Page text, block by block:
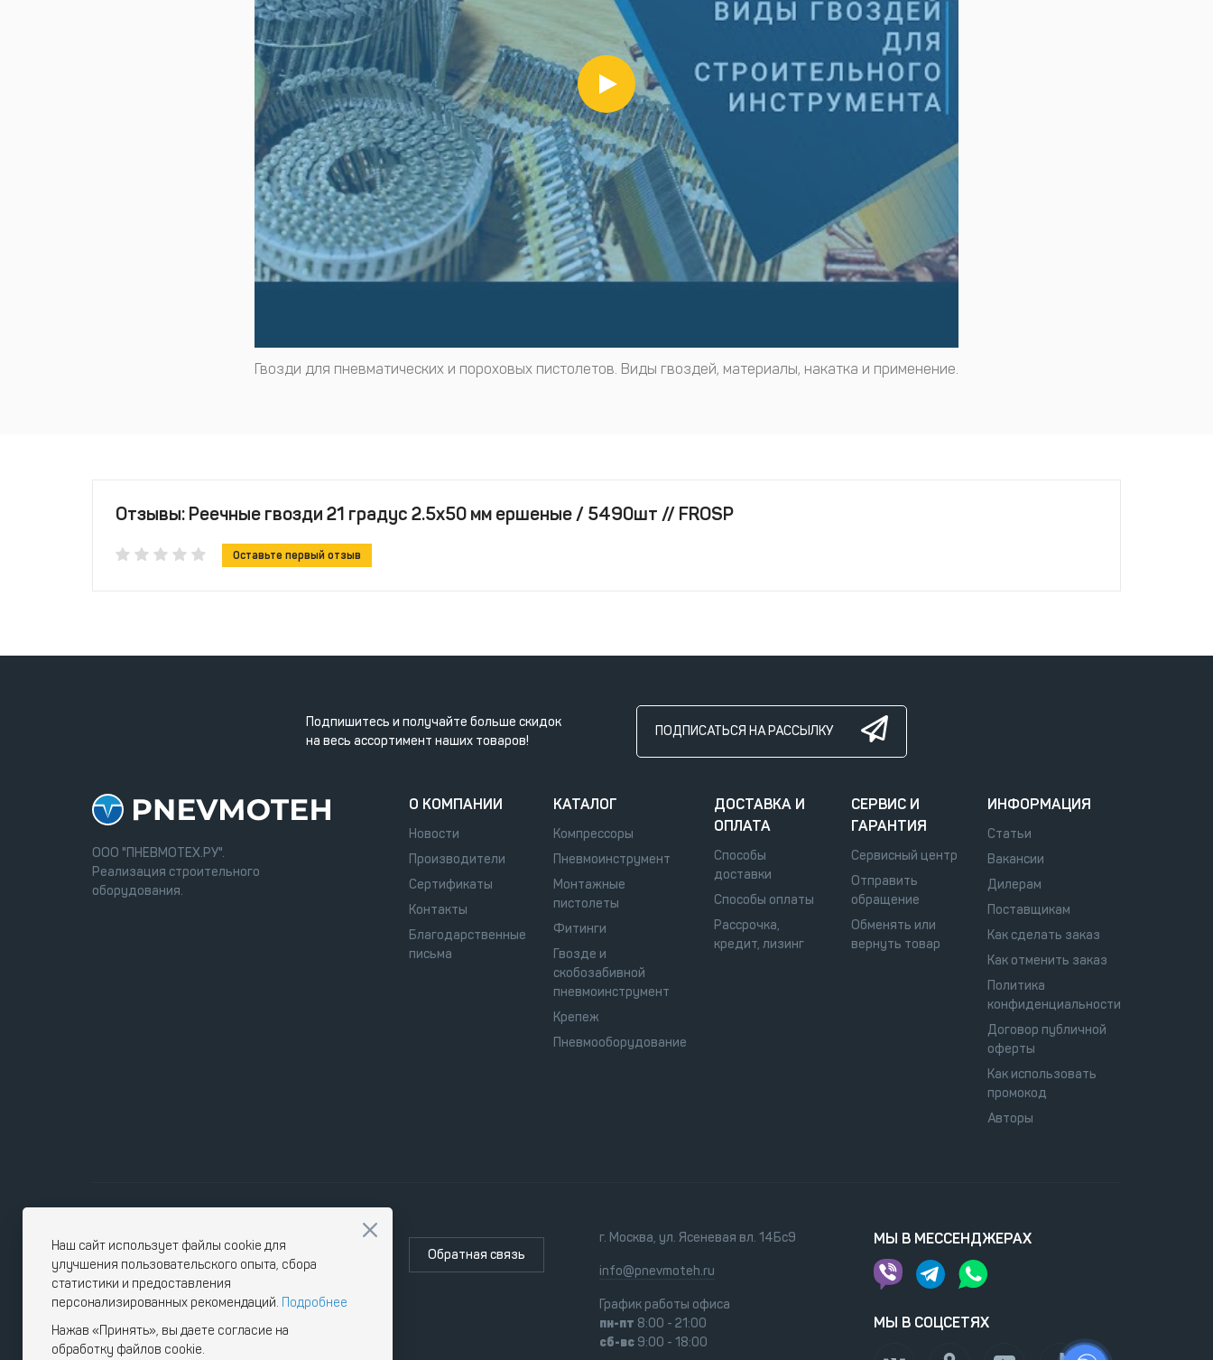
Гвозди для пневматических и пороховых пистолетов. Виды гвоздей, материалы, накатка и применение.
Отзывы: Реечные гвозди 21 градус 2.5х50 мм ершеные / 5490шт // FROSP
Оставьте первый отзыв
Подпишитесь и получайте больше скидок
на весь ассортимент наших товаров!
ПОДПИСАТЬСЯ НА РАССЫЛКУ
ООО "ПНЕВМОТЕХ.РУ".
Реализация строительного
оборудования.
О КОМПАНИИ
Новости
Производители
Сертификаты
Контакты
Благодарственные
письма
КАТАЛОГ
Компрессоры
Пневмоинструмент
Монтажные
пистолеты
Фитинги
Гвозде и
скобозабивной
пневмоинструмент
Крепеж
Пневмооборудование
ДОСТАВКА И
ОПЛАТА
Способы
доставки
Способы оплаты
Рассрочка,
кредит, лизинг
СЕРВИС И
ГАРАНТИЯ
Сервисный центр
Отправить
обращение
Обменять или
вернуть товар
ИНФОРМАЦИЯ
Статьи
Вакансии
Дилерам
Поставщикам
Как сделать заказ
Как отменить заказ
Политика
конфиденциальности
Договор публичной
оферты
Как использовать
промокод
Авторы
Обратная связь
г. Москва, ул. Ясеневая вл. 14Бс9
info@pnevmoteh.ru
График работы офиса
пн-пт 8:00 - 21:00
сб-вс9:00 - 18:00
МЫ В МЕССЕНДЖЕРАХ
МЫ В СОЦСЕТЯХ
Наш сайт использует файлы cookie для
улучшения пользовательского опыта, сбора
статистики и предоставления
персонализированных рекомендаций. Подробнее
Нажав «Принять», вы даете согласие на
обработку файлов cookie.